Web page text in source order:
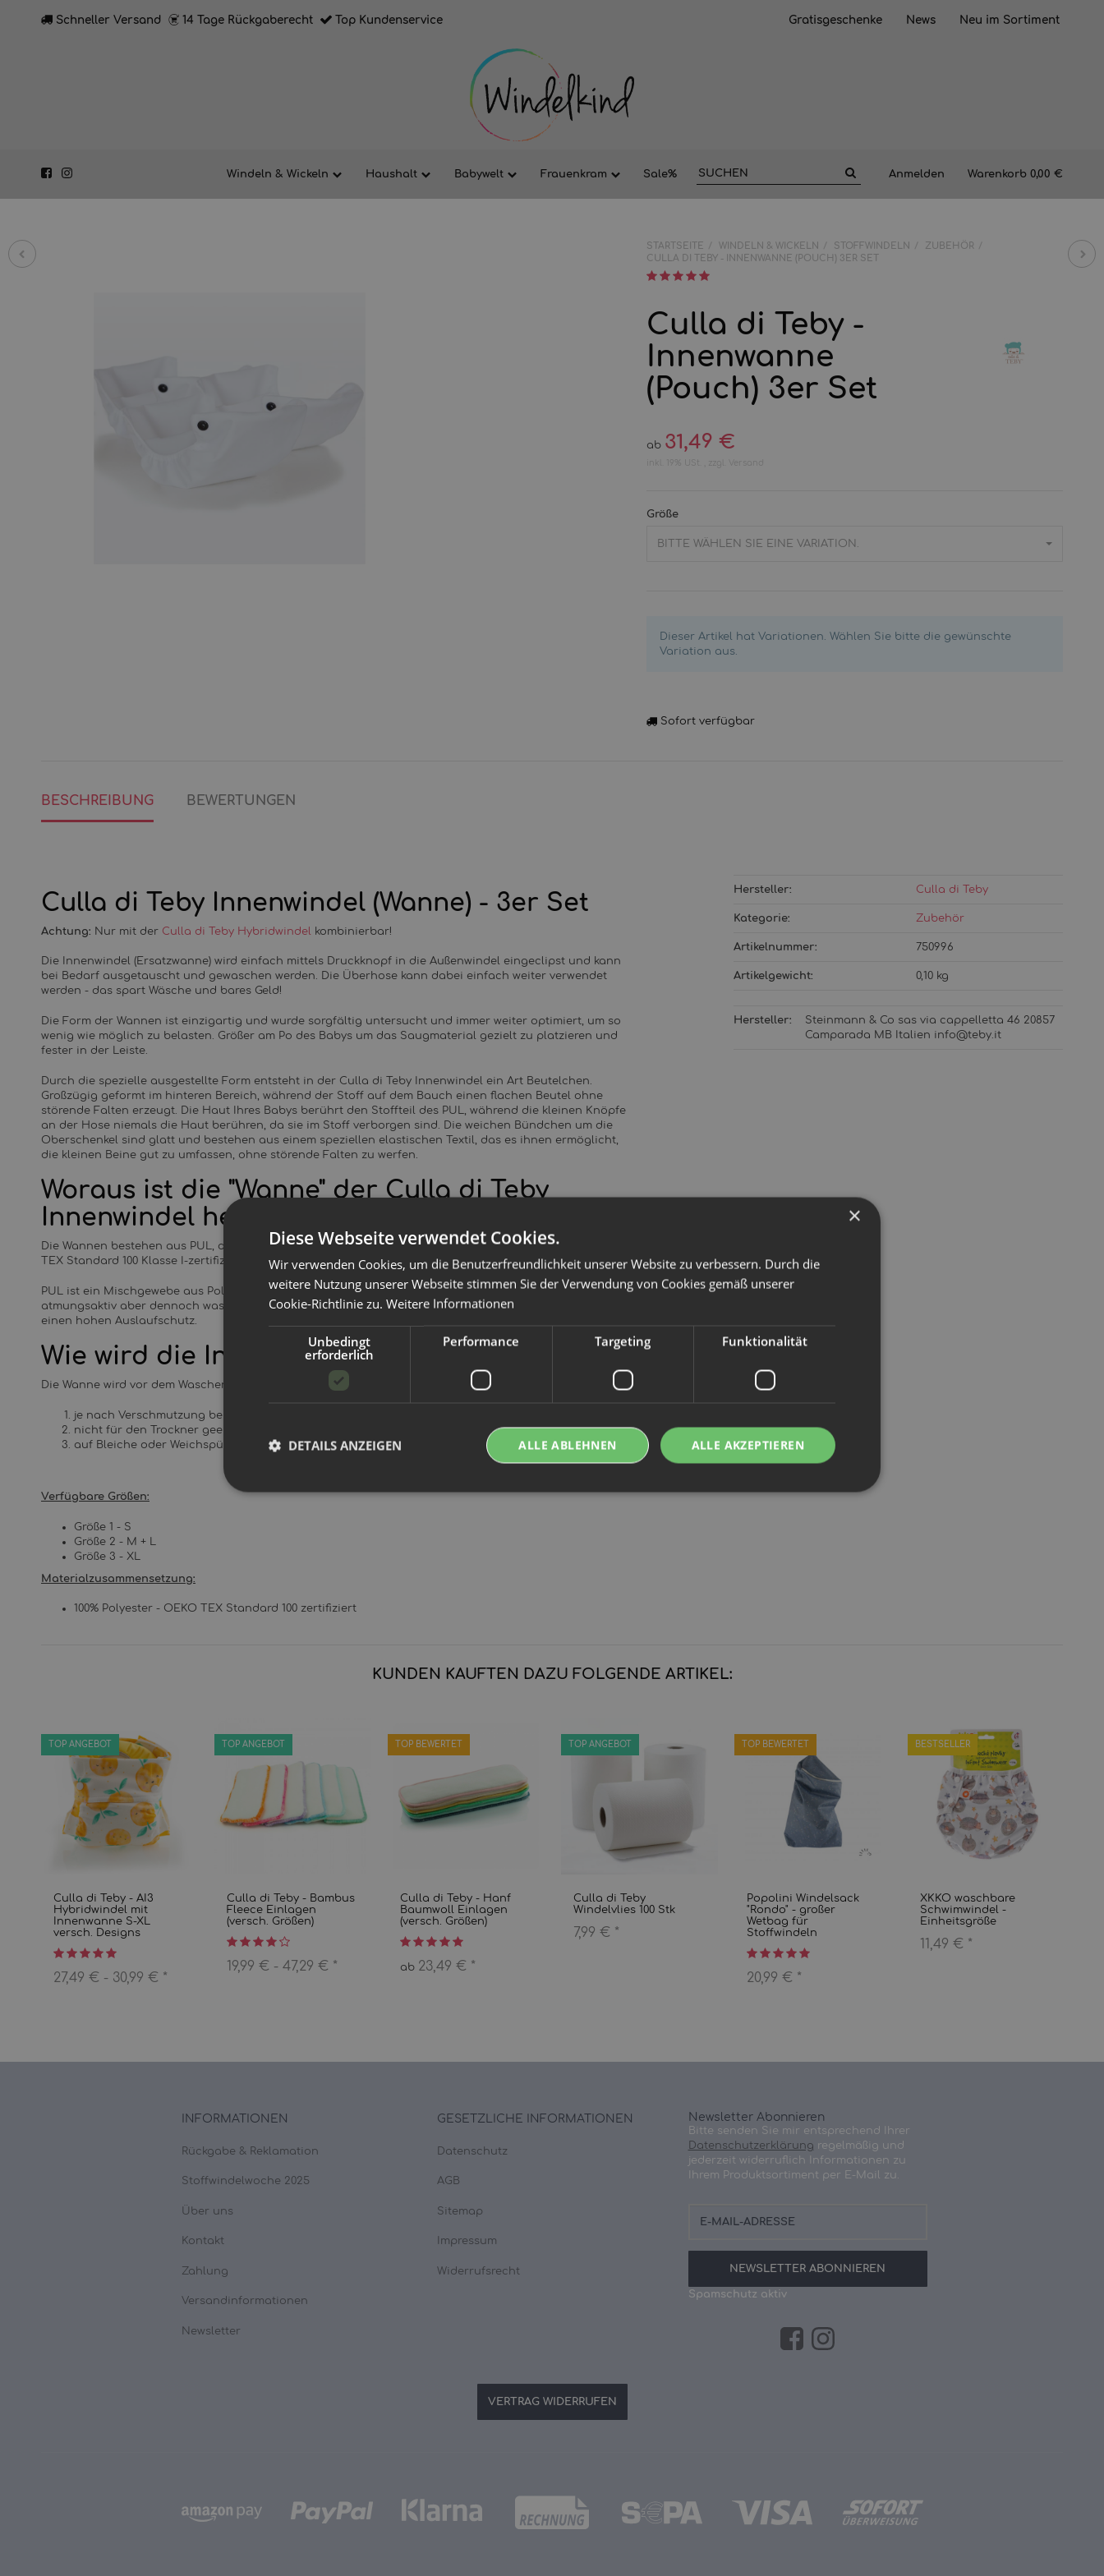
Schneller Versand 14 Tage Rückgaberecht Top Kundenservice Gratisgeschenke News Neu im Sortiment
Windeln & Wickeln Haushalt Babywelt Frauenkram Sale% Anmelden Warenkorb 0,00 €
STARTSEITE WINDELN & WICKELN STOFFWINDELN
ZUBEHÖR
CULLA DI TEBY - INNENWANNE (POUCH) 3ER SET
Culla di Teby -
Innenwanne
(Pouch) 3er Set
ab 31,49 €
inkl. 19% USt. , zzgl. Versand
Größe
BITTE WÄHLEN SIE EINE VARIATION.
Dieser Artikel hat Variationen. Wählen Sie bitte die gewünschte
Variation aus.
Sofort verfügbar
BESCHREIBUNG BEWERTUNGEN
Culla di Teby Innenwindel (Wanne) - 3er Set
Achtung: Nur mit der Culla di Teby Hybridwindel kombinierbar!
Die Innenwindel (Ersatzwanne) wird einfach mittels Druckknopf in die Außenwindel eingeclipst und kann
bei Bedarf ausgetauscht und gewaschen werden. Die Überhose kann dabei einfach weiter verwendet
werden - das spart Wäsche und bares Geld!
Die Form der Wannen ist einzigartig und wurde sorgfältig untersucht und immer weiter optimiert, um so
wenig wie möglich zu belasten. Größer am Po des Babys um das Saugmaterial gezielt zu platzieren und
fester in der Leiste.
Durch die spezielle ausgestellte Form entsteht in der Culla di Teby Innenwindel ein Art Beutelchen.
Großzügig geformt im hinteren Bereich, während der Stoff auf dem Bauch einen flachen Beutel ohne
störende Falten erzeugt. Die Haut Ihres Babys berührt den Stoffteil des PUL, während die kleinen Knöpfe
an der Hose niemals die Haut berühren, da sie im Stoff verborgen sind. Die weichen Bündchen um die
Oberschenkel sind glatt und bestehen aus einem speziellen elastischen Textil, das es ihnen ermöglicht,
die kleinen Beine gut zu umfassen, ohne störende Falten zu werfen.
Woraus ist die "Wanne" der Culla di Teby
Innenwindel hergestellt:
Die Wannen bestehen aus PUL, der Urin und Stuhl sicher auffängt und hält. Ausschließlich aus OEKO
TEX Standard 100 Klasse I-zertifizierten Stoffen hergestellt.
PUL ist ein Mischgewebe aus Polyester, gepaart mit einer atmungsaktiven Membran, welche
atmungsaktiv aber dennoch wasserundurchlässig ist. Das sorgt für ein ausgeglichenes Hautklima und
einen hohen Auslaufschutz.
Wie wird die Innenwindel gewaschen?
Die Wanne wird vor dem Waschen einfach von der Überhose aus Baumwoll-Jersey gelöst.
je nach Verschmutzung bei 40-60°C waschen
nicht für den Trockner geeignet
auf Bleiche oder Weichspüler bitte verzichten!
Verfügbare Größen:
Größe 1 - S
Größe 2 - M + L
Größe 3 - XL
Materialzusammensetzung:
100% Polyester - OEKO TEX Standard 100 zertifiziert
Hersteller: Culla di Teby
Kategorie: Zubehör
Artikelnummer: 750996
Artikelgewicht‍: 0,10 kg
Hersteller:
Steinmann & Co sas via cappelletta 46 20857
Camparada MB Italien info@teby.it
KUNDEN KAUFTEN DAZU FOLGENDE ARTIKEL:
TOP ANGEBOT
Culla di Teby - AI3
Hybridwindel mit
Innenwanne S-XL
versch. Designs
27,49 € - 30,99 € *
TOP ANGEBOT
Culla di Teby - Bambus
Fleece Einlagen
(versch. Größen)
19,99 € - 47,29 € *
TOP BEWERTET
Culla di Teby - Hanf
Baumwoll Einlagen
(versch. Größen)
ab 23,49 € *
TOP ANGEBOT
Culla di Teby
Windelvlies 100 Stk
7,99 € *
TOP BEWERTET
Popolini Windelsack
"Rondo" - großer
Wetbag für
Stoffwindeln
20,99 € *
BESTSELLER
XKKO waschbare
Schwimwindel -
Einheitsgröße
11,49 € *
INFORMATIONEN
Rückgabe & Reklamation
Stoffwindelwoche 2025
Über uns
Kontakt
Zahlung
Versandinformationen
Newsletter
GESETZLICHE INFORMATIONEN
Datenschutz
AGB
Sitemap
Impressum
Widerrufsrecht
Newsletter Abonnieren
Bitte senden Sie mir entsprechend Ihrer
Datenschutzerklärung regelmäßig und
jederzeit widerruflich Informationen zu
Ihrem Produktsortiment per E-Mail zu.
Mail-
NEWSLETTER ABONNIEREN
Spamschutz aktiv
VERTRAG WIDERRUFEN
×
Diese Webseite verwendet Cookies.
Wir verwenden Cookies, um die Benutzerfreundlichkeit unserer Website zu verbessern. Durch die
weitere Nutzung unserer Webseite stimmen Sie der Verwendung von Cookies gemäß unserer
Cookie-Richtlinie zu. Weitere Informationen
Unbedingt
erforderlich
Performance Targeting Funktionalität
ALLE AKZEPTIEREN
ALLE ABLEHNEN
DETAILS ANZEIGEN